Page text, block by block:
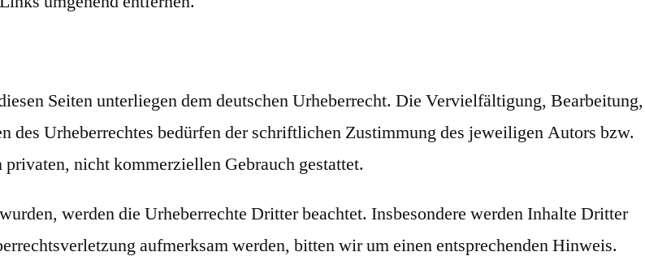
Seiten unterliegen dem deutschen Urheberrecht. Die Vervielfältigung, Bearbeitung,
des Urheberrechtes bedürfen der schriftlichen Zustimmung des jeweiligen Autors bzw.
nicht kommerziellen Gebrauch gestattet.
werden die Urheberrechte Dritter beachtet. Insbesondere werden Inhalte Dritter
aufmerksam werden, bitten wir um einen entsprechenden Hinweis.